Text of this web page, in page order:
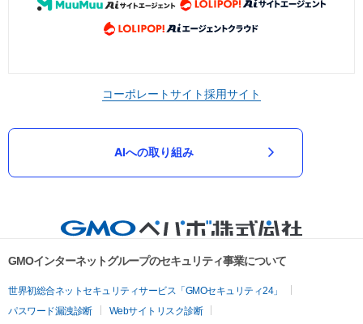
コーポレートサイト採用サイト
AIへの取り組み
GMOインターネットグループのセキュリティ事業について
世界初総合ネットセキュリティサービス「GMOセキュリティ24」
パスワード漏洩診断
Webサイトリスク診断